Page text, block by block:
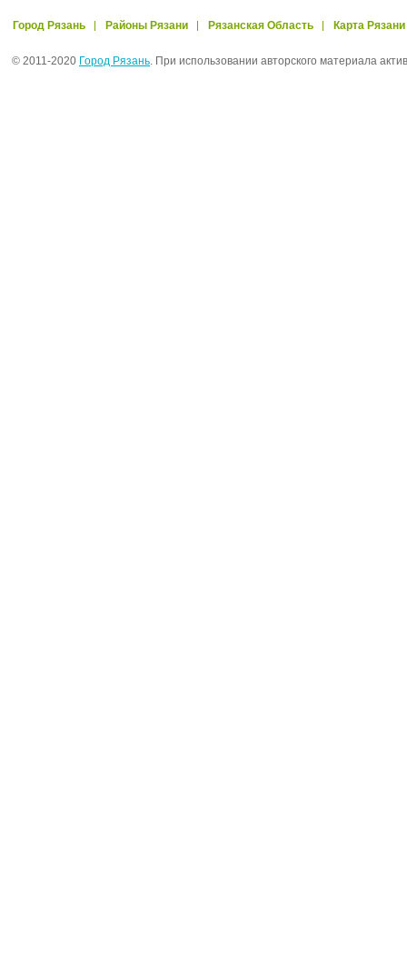
Город Рязань Районы Рязани Рязанская Область Карта Рязани
© 2011-2020 Город Рязань. При использовании авторского материала